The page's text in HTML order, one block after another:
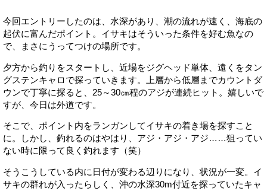
今回エントリーしたのは、水深があり、潮の流れが速く、海底の
起伏に富んだポイント。イサキはそういった条件を好む魚なの
で、まさにうってつけの場所です。
夕方から釣りをスタートし、近場をジグヘッド単体、遠くをタン
グステンキャロで探っていきます。上層から低層までカウントダ
ウンで丁寧に探ると、25～30㎝程のアジが連続ヒット。嬉しいで
すが、今日は外道です。
そこで、ポイント内をランガンしてイサキの着き場を探すこと
に。しかし、釣れるのはやはり、アジ・アジ・アジ……狙ってい
ない時に限って良く釣れます（笑）
そうこうしている内に日付が変わる辺りになり、状況が一変。イ
サキの群れが入ったらしく、沖の水深30m付近を探っていたキャ